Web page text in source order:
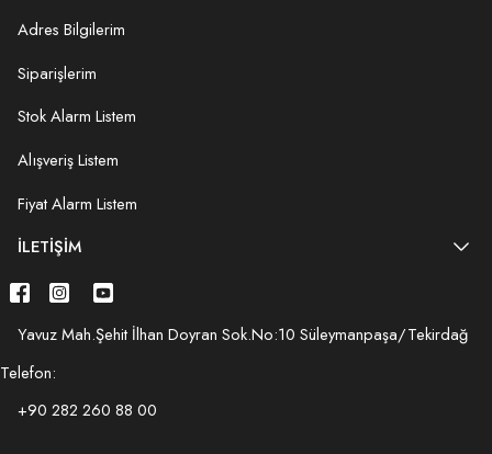
Adres Bilgilerim
Siparişlerim
Stok Alarm Listem
Alışveriş Listem
Fiyat Alarm Listem
İLETIŞIM
Yavuz Mah.Şehit İlhan Doyran Sok.No:10 Süleymanpaşa/Tekirdağ
Telefon:
+90 282 260 88 00